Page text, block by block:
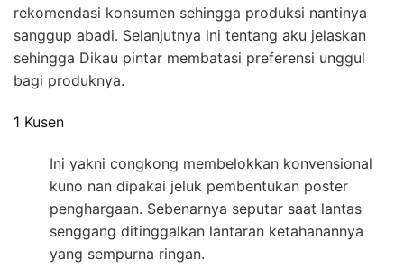
rekomendasi konsumen sehingga produksi nantinya
sanggup abadi. Selanjutnya ini tentang aku jelaskan
sehingga Dikau pintar membatasi preferensi unggul
bagi produknya.
1 Kusen
Ini yakni congkong membelokkan konvensional
kuno nan dipakai jeluk pembentukan poster
penghargaan. Sebenarnya seputar saat lantas
senggang ditinggalkan lantaran ketahanannya
yang sempurna ringan.